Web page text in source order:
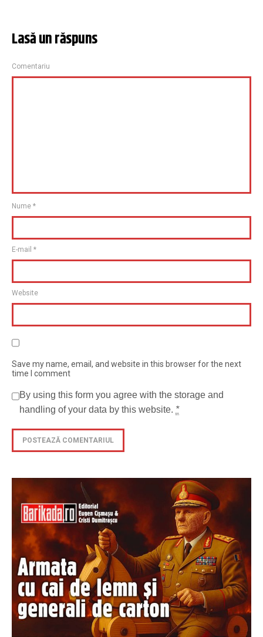
Lasă un răspuns
Comentariu
Nume *
E-mail *
Website
Save my name, email, and website in this browser for the next
time I comment
By using this form you agree with the storage and
handling of your data by this website. *